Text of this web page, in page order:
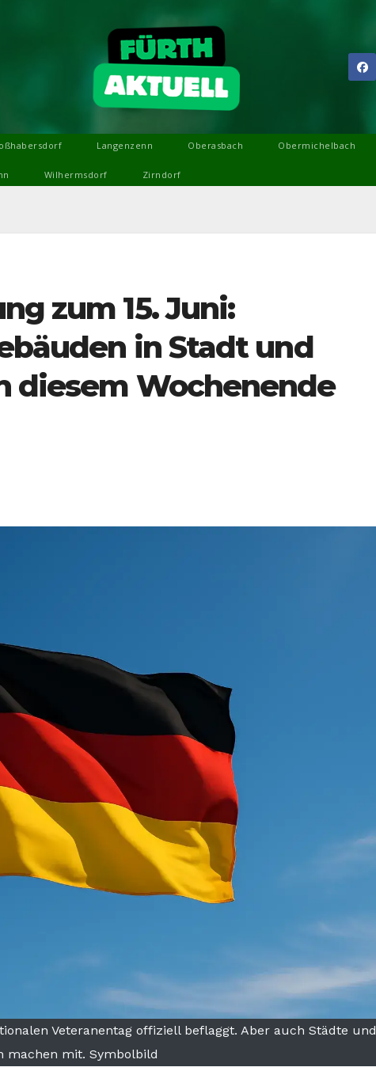
Langenzenn Oberasbach Obermichelbach
Wilhermsdorf Zirndorf
zum 15. Juni:
in Stadt und
diesem Wochenende
Veteranentag offiziell beflaggt. Aber auch Städte und
machen mit. Symbolbild